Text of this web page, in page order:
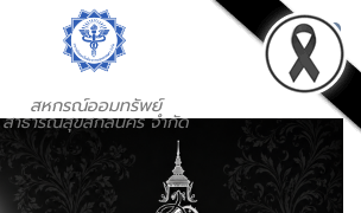
สหกรณ์ออมทรัพย์
สาธารณสุขสกลนคร จำกัด